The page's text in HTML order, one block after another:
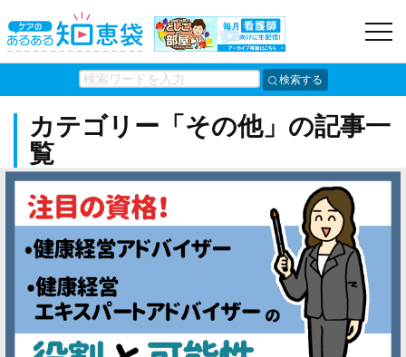
検索する
カテゴリー「その他」の記事一
覧